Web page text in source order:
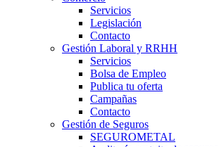
Servicios
Legislación
Contacto
Gestión Laboral y RRHH
Servicios
Bolsa de Empleo
Publica tu oferta
Campañas
Contacto
Gestión de Seguros
SEGUROMETAL